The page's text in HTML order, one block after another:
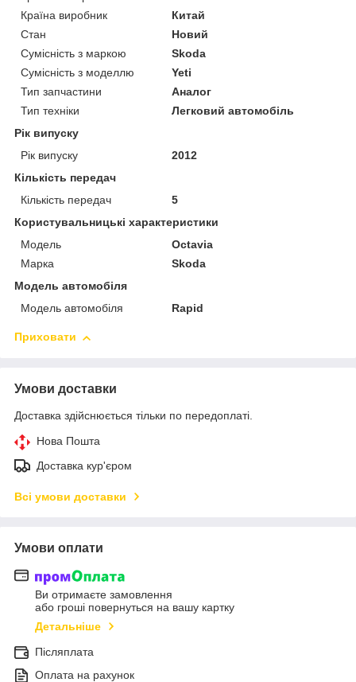
Країна виробник
Китай
Стан
Новий
Сумісність з маркою
Skoda
Сумісність з моделлю
Yeti
Тип запчастини
Аналог
Тип техніки
Легковий автомобіль
Рік випуску
Рік випуску
2012
Кількість передач
Кількість передач
5
Користувальницькі характеристики
Мoдель
Octavia
Марка
Skoda
Модель автомобіля
Модель автомобіля
Rapid
Приховати
Умови доставки
Доставка здійснюється тільки по передоплаті.
Нова Пошта
Доставка кур'єром
Всі умови доставки
Умови оплати
Ви отримаєте замовлення
або гроші повернуться на вашу картку
Детальніше
Післяплата
Оплата на рахунок